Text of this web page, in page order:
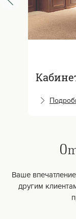
Ваше
другим